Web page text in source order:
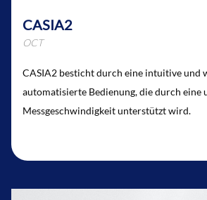
CASIA2
OCT
CASIA2 besticht durch eine intuitive und
automatisierte Bedienung, die durch eine
Messgeschwindigkeit unterstützt wird.